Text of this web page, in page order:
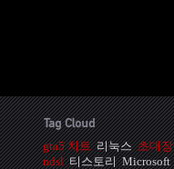
gta5 치트 리눅스 초대장
ndsl 티스토리 Microsoft